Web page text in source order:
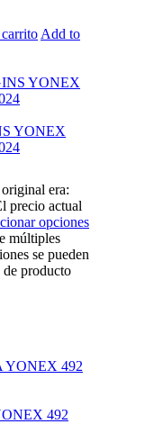
Add to
YONEX
era:
precio actual
opciones
múltiples
se pueden
de producto
492